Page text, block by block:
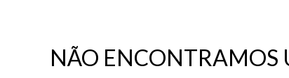
NÃO ENCONTRAMOS